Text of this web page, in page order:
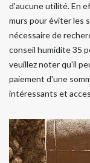
d'aucune utilité. En
murs pour éviter les
nécessaire de
conseil humidite 35
veuillez noter qu'il
paiement d'une
intéressants et